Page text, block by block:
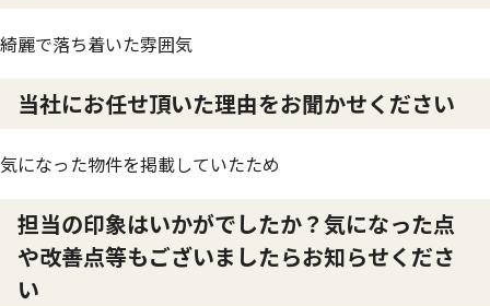
綺麗で落ち着いた雰囲気
当社にお任せ頂いた理由をお聞かせください
気になった物件を掲載していたため
担当の印象はいかがでしたか？気になった点
や改善点等もございましたらお知らせくださ
い